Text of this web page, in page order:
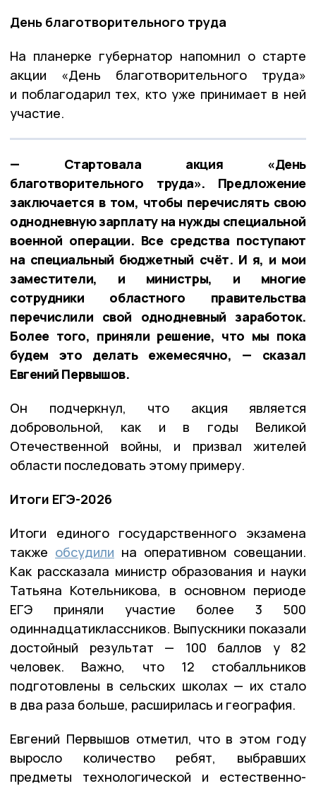
День благотворительного труда
На планерке губернатор напомнил о старте
акции «День благотворительного труда»
и поблагодарил тех, кто уже принимает в ней
участие.
— Стартовала акция «День
благотворительного труда». Предложение
заключается в том, чтобы перечислять свою
однодневную зарплату на нужды специальной
военной операции. Все средства поступают
на специальный бюджетный счёт. И я, и мои
заместители, и министры, и многие
сотрудники областного правительства
перечислили свой однодневный заработок.
Более того, приняли решение, что мы пока
будем это делать ежемесячно, — сказал
Евгений Первышов.
Он подчеркнул, что акция является
добровольной, как и в годы Великой
Отечественной войны, и призвал жителей
области последовать этому примеру.
Итоги ЕГЭ-2026
Итоги единого государственного экзамена
также обсудили на оперативном совещании.
Как рассказала министр образования и науки
Татьяна Котельникова, в основном периоде
ЕГЭ приняли участие более 3 500
одиннадцатиклассников. Выпускники показали
достойный результат — 100 баллов у 82
человек. Важно, что 12 стобалльников
подготовлены в сельских школах — их стало
в два раза больше, расширилась и география.
Евгений Первышов отметил, что в этом году
выросло количество ребят, выбравших
предметы технологической и естественно-